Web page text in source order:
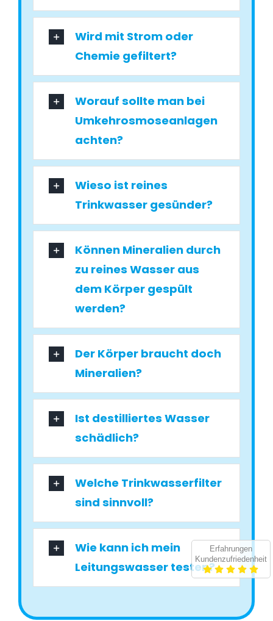
Wird mit Strom oder
Chemie gefiltert?
Worauf sollte man bei
Umkehrosmoseanlagen
achten?
Wieso ist reines
Trinkwasser gesünder?
Können Mineralien durch
zu reines Wasser aus
dem Körper gespült
werden?
Der Körper braucht doch
Mineralien?
Ist destilliertes Wasser
schädlich?
Welche Trinkwasserfilter
sind sinnvoll?
Wie kann ich mein
Leitungswasser testen?
Erfahrungen
Kundenzufriedenheit